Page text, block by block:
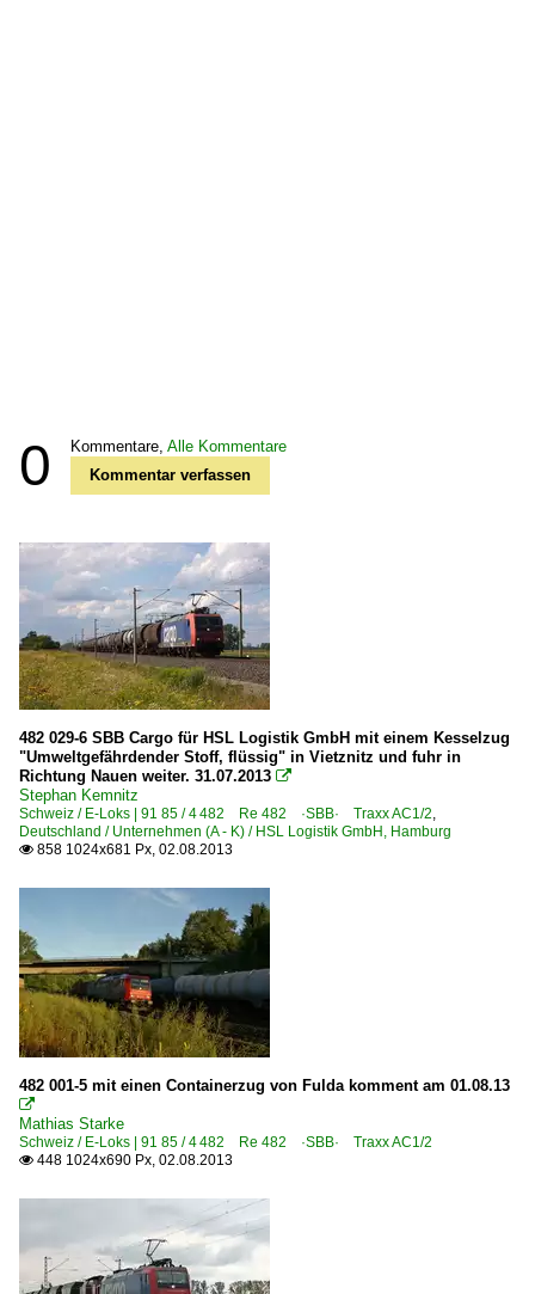
0 Kommentare, Alle Kommentare
Kommentar verfassen
482 029-6 SBB Cargo für HSL Logistik GmbH mit einem Kesselzug
"Umweltgefährdender Stoff, flüssig" in Vietznitz und fuhr in
Richtung Nauen weiter. 31.07.2013 
Stephan Kemnitz
Schweiz / E-Loks | 91 85 / 4 482 Re 482 ·SBB· Traxx AC1/2,
Deutschland / Unternehmen (A - K) / HSL Logistik GmbH, Hamburg
 858 1024x681 Px, 02.08.2013
482 001-5 mit einen Containerzug von Fulda komment am 01.08.13

Mathias Starke
Schweiz / E-Loks | 91 85 / 4 482 Re 482 ·SBB· Traxx AC1/2
 448 1024x690 Px, 02.08.2013